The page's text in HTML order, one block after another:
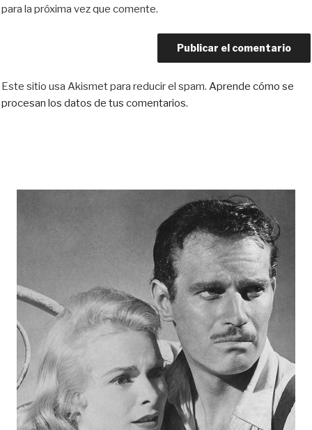
para la próxima vez que comente.
Este sitio usa Akismet para reducir el spam. Aprende cómo se
procesan los datos de tus comentarios.